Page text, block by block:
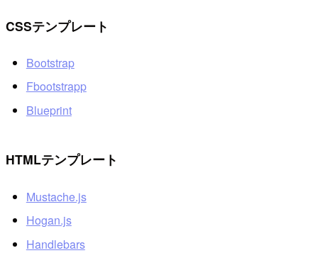
CSSテンプレート
Bootstrap
Fbootstrapp
Blueprint
HTMLテンプレート
Mustache.js
Hogan.js
Handlebars